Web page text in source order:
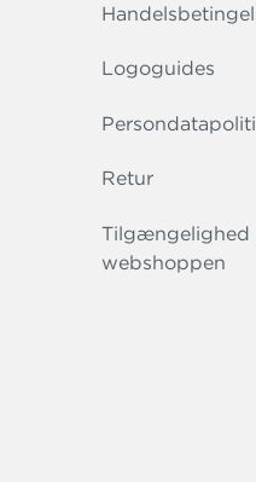
Logoguides
Retur
Tilgængelighed
webshoppen